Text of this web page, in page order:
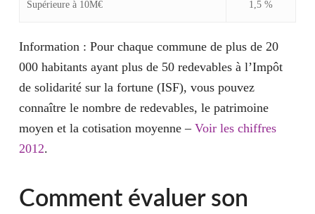
Supérieure à 10M€ 1,5 %
Information : Pour chaque commune de plus de 20
000 habitants ayant plus de 50 redevables à l’Impôt
de solidarité sur la fortune (ISF), vous pouvez
connaître le nombre de redevables, le patrimoine
moyen et la cotisation moyenne – Voir les chiffres
2012.
Comment évaluer son